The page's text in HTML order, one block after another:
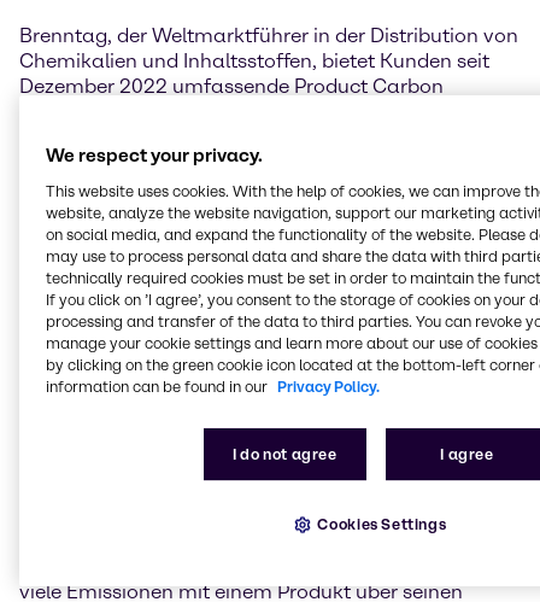
Brenntag, der Weltmarktführer in der Distribution von
Chemikalien und Inhaltsstoffen, bietet Kunden seit
Dezember 2022 umfassende Product Carbon
Brenntag, um die Transparenz von
Treibhausgasemissionen (THG) zu fördern und eine
Reduktion der Emissionen in der gesamten Lieferkette
voranzutreiben. Nach einer systematischen
Überprüfung des Ansatzes durch den unabhängigen
TÜV Rheinland wurde die Berechnungsmethode
zertifiziert. Die Zertifizierung bestätigt, dass der PCF-
Methodenansatz von Brenntag die Anforderungen
der international anerkannten Norm ISO 14067:2018
und des Together for Sustainability (TfS) PCF-
Dr. Andreas Kicherer, Vice President Sustainability
Product Carbon Footprint-Daten für unser
Produktportfolio bereitzustellen, bietet unseren
viele Emissionen mit einem Produkt über seinen
We respect your privacy.
This website uses cookies. With the help of cookies, we can improve
website, analyze the website navigation, support our marketing
on social media, and expand the functionality of the website. Please
may use to process personal data and share the data with third
technically required cookies must be set in order to maintain the
If you click on ’I agree’, you consent to the storage of cookies on your
processing and transfer of the data to third parties. You can revoke
manage your cookie settings and learn more about our use of cookies
by clicking on the green cookie icon located at the bottom-left corner
information can be found in our Privacy Policy.
I do not agree I agree
Cookies Settings